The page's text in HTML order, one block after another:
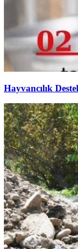
Hayvancılık